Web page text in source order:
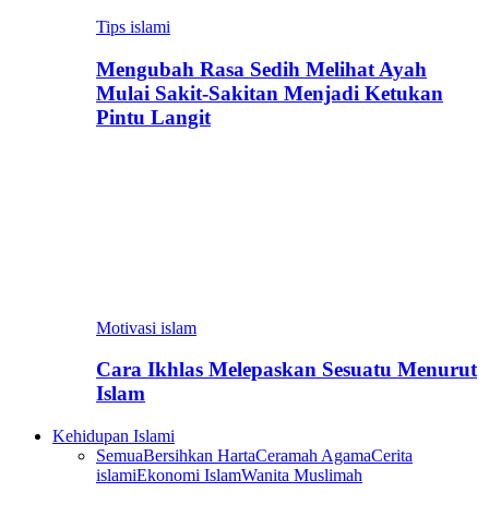
Tips islami
Mengubah Rasa Sedih Melihat Ayah
Mulai Sakit-Sakitan Menjadi Ketukan
Pintu Langit
Motivasi islam
Cara Ikhlas Melepaskan Sesuatu Menurut
Islam
Kehidupan Islami
SemuaBersihkan HartaCeramah AgamaCerita
islamiEkonomi IslamWanita Muslimah